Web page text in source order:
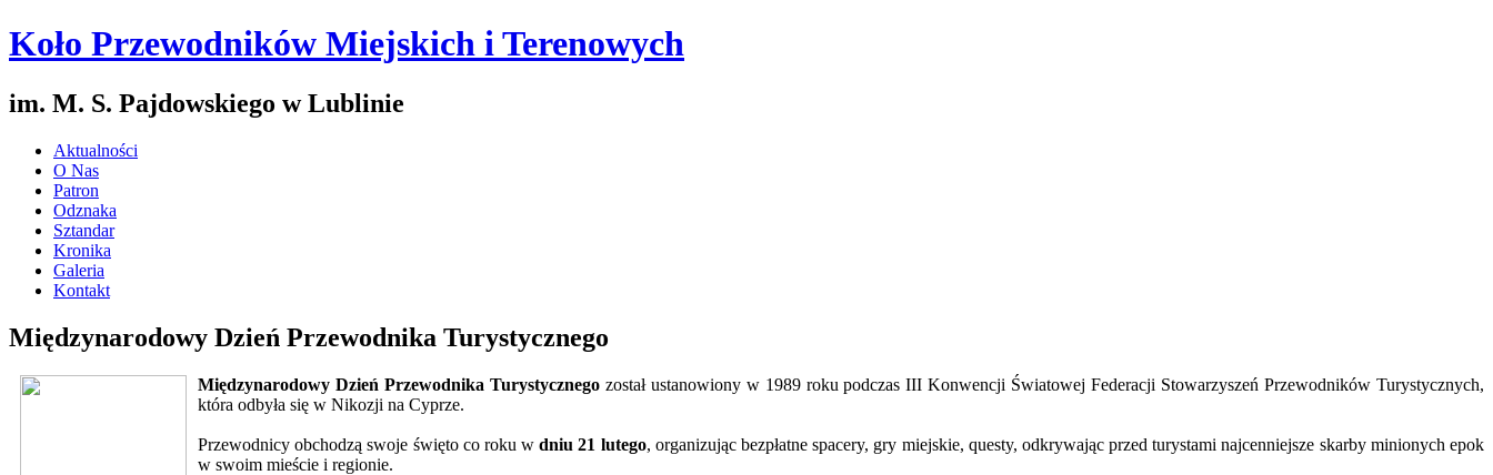
Koło Przewodników Miejskich i Terenowych
im. M. S. Pajdowskiego w Lublinie
Aktualności
O Nas
Patron
Odznaka
Sztandar
Kronika
Galeria
Kontakt
Międzynarodowy Dzień Przewodnika Turystycznego
Międzynarodowy Dzień Przewodnika Turystycznegozostał ustanowiony w 1989 roku podczas III Konwencji Światowej Federacji Stowarzyszeń Przewodników Turystycznych,
która odbyła się w Nikozji na Cyprze.
Przewodnicy obchodzą swoje święto co roku wdniu 21 lutego, organizując bezpłatne spacery, gry miejskie, questy, odkrywając przed turystami najcenniejsze skarby minionych epok
w swoim mieście i regionie.